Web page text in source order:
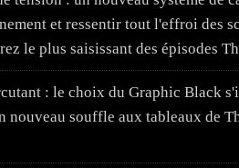
et ressentir tout l'effroi des
le plus saisissant des épisodes
: le choix du Graphic Black
nouveau souffle aux tableaux de